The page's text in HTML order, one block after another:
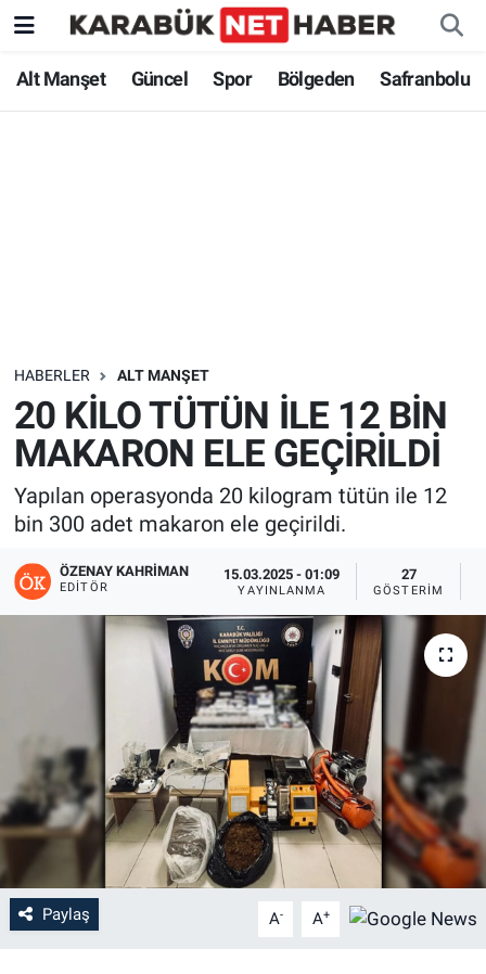
Alt Manşet Güncel Spor Bölgeden Safranbolu
HABERLER ALT MANŞET
20 KİLO TÜTÜN İLE 12 BİN
MAKARON ELE GEÇİRİLDİ
Yapılan operasyonda 20 kilogram tütün ile 12
bin 300 adet makaron ele geçirildi.
ÖZENAY KAHRIMAN
EDITÖR
15.03.2025 - 01:09
YAYINLANMA
27
GÖSTERIM
Paylaş A- A+